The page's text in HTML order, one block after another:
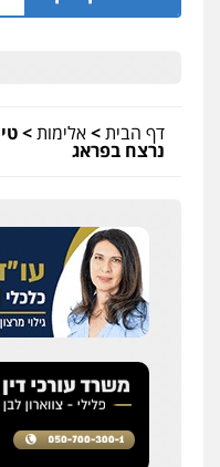
דף הבית>אלימות>
נרצח בפראג